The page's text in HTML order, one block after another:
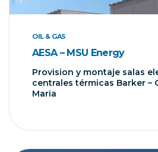
OIL & GAS
AESA – MSU Energy
Provision y montaje salas
centrales térmicas Barker –
Maria